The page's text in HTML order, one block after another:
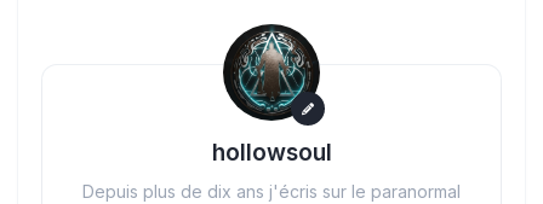
hollowsoul
Depuis plus de dix ans j'écris sur le paranormal